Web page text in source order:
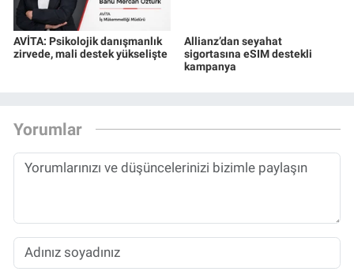
AVİTA: Psikolojik danışmanlık
zirvede, mali destek yükselişte
Allianz’dan seyahat
sigortasına eSIM destekli
kampanya
Yorumlar